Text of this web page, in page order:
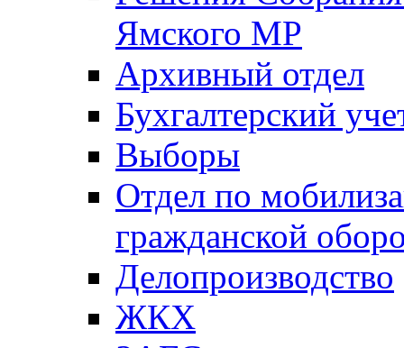
Ямского МР
Архивный отдел
Бухгалтерский
Выборы
Отдел по
гражданской
Делопроизводство
ЖКХ